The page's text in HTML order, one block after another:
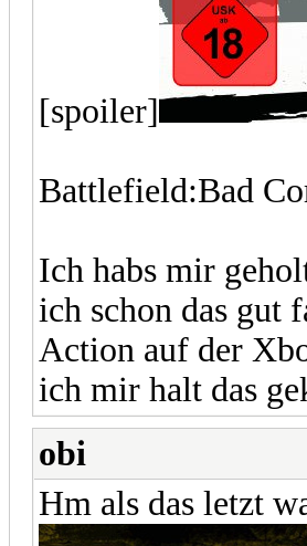
[spoiler]
Battlefield:Bad
Ich habs mir
ich schon das gut
Action auf der
ich mir halt das
obi
Hm als das letzt